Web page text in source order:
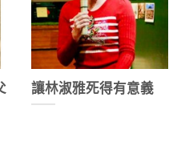
讓林淑雅死得有意義